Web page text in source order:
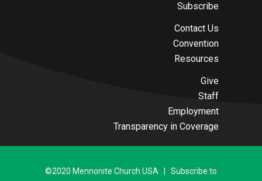
Subscribe
Contact Us
Convention
Resources
Give
Staff
Employment
Transparency in Coverage
©2020 Mennonite Church USA | Subscribe to